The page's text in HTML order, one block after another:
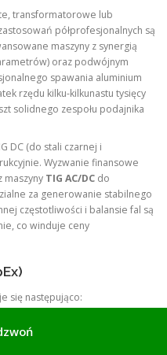
transformatorowe lub
półprofesjonalnych są
maszyny z synergią
oraz podwójnym
spawania aluminium
rzędu kilku-kilkunastu tysięcy
solidnego zespołu podajnika
DC (do stali czarnej i
Wyzwanie finansowe
maszyny TIG AC/DCdo
za generowanie stabilnego
częstotliwości i balansie fal są
co winduje ceny
się następująco:
czysty argon, który jest gazem
z dwutlenkiem węgla